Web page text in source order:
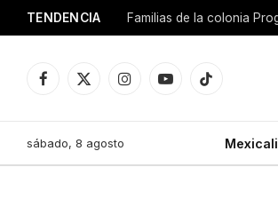
TENDENCIA
Facebook
X
InstagramYouTubeTikTok
sábado, 8 agosto Mexicali